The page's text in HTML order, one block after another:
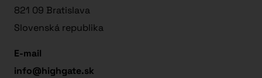
821 09 Bratislava
Slovenská republika
E-mail
info@highgate.sk